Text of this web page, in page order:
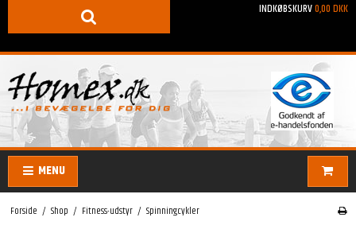
INDKØBSKURV0,00 DKK
MENU
Forside / Shop / Fitness-udstyr / Spinningcykler